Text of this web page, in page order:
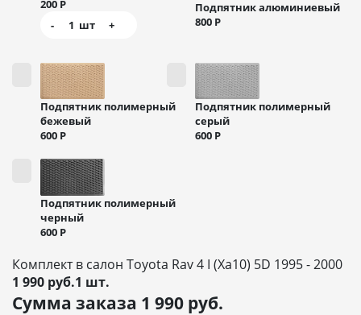
200 Р
-
1 шт +
Подпятник алюминиевый
800 Р
Подпятник полимерный
бежевый
600 Р
Подпятник полимерный
серый
600 Р
Подпятник полимерный
черный
600 Р
Комплект в салон Toyota Rav 4 I (Xa10) 5D 1995 - 2000
1 990 руб.1 шт.
Сумма заказа 1 990 руб.